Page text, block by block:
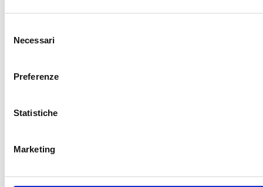
delNecessari
Preferenze
Statistiche
Marketing
combustione esterna autonomo, composto
parte posteriore (poppa) dell’imbarcazione.
L’elevata efficienza, la durata e la sicurezza del
Il diesel ha una densità energetica superiore a
risparmio di carburante superioree un